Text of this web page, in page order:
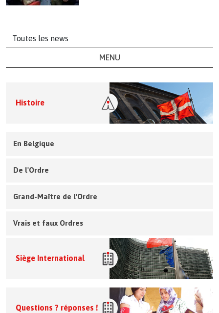
Toutes les news
MENU
Histoire
En Belgique
De l'Ordre
Grand-Maître de l'Ordre
Vrais et faux Ordres
Siège International
Questions ? réponses !